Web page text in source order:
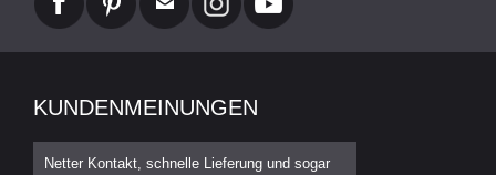
KUNDENMEINUNGEN
Netter Kontakt, schnelle Lieferung und sogar